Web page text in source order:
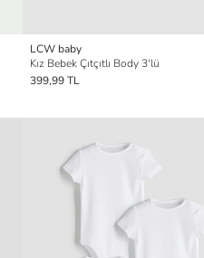
LCW baby
Kız Bebek Çıtçıtlı Body 3'lü
399,99 TL